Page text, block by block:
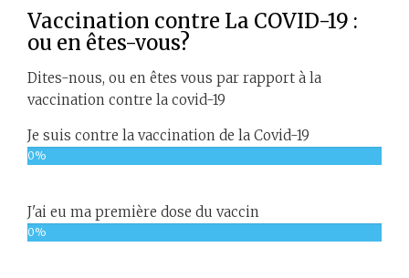
Vaccination contre La COVID-19 :
ou en êtes-vous?
Dites-nous, ou en êtes vous par rapport à la
vaccination contre la covid-19
Je suis contre la vaccination de la Covid-19
0%
J'ai eu ma première dose du vaccin
0%